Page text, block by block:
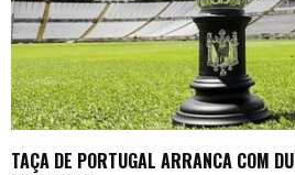
TAÇA DE PORTUGAL ARRANCA COM